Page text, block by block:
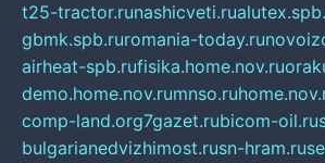
t25-tractor.runashicveti.ru
gbmk.spb.ruromania-today.ru
airheat-spb.rufisika.home.nov.ru
demo.home.nov.rumnso.ru
comp-land.org7gazet.rubicom-oil.ru
bulgarianedvizhimost.rusn-hram.ru